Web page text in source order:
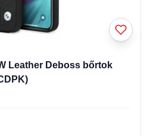
Leather Deboss bőrtok